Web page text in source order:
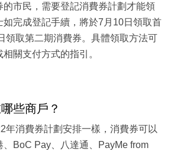
的市民，需要登記消費券計劃才能領
如完成登記手續，將於7月10日領取首
領取第二期消費券。具體領取方法可
關支付方式的指引。
些商戶？
年消費券計劃安排一樣，消費券可以
、BoC Pay、八達通、PayMe from